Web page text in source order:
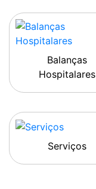
Balanças
Hospitalares
Serviços